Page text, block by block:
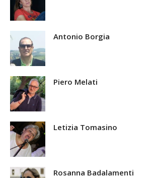
Antonio Borgia
Piero Melati
Letizia Tomasino
Rosanna Badalamenti